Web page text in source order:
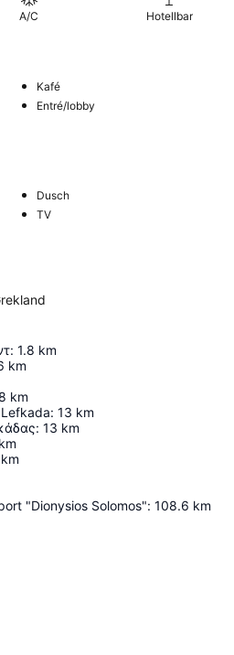
A/C Hotellbar
Kafé
Entré/lobby
Dusch
TV
: 1.8 km
km
km
: 13 km
: 13 km
km
km
"Dionysios Solomos": 108.6 km